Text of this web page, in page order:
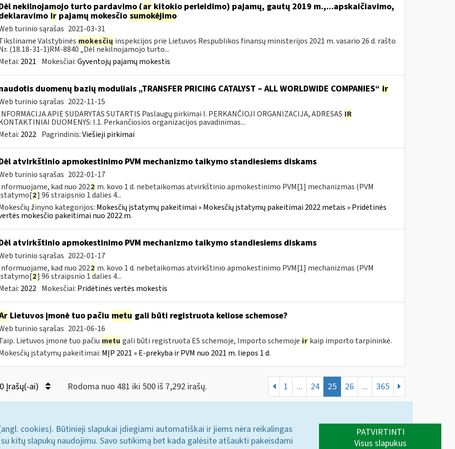
nekilnojamojo turto pardavimo (arkitokio perleidimo) pajamų, gautų 2019 m.,...apskaičiavimo,
irpajamų mokesčio sumokėjimo
turinio sąrašas 2021-03-31
Valstybinės mokesčių inspekcijos prie Lietuvos Respublikos finansų ministerijos 2021 m. vasario 26 d. rašto
(18.18-31-1)RM-8840 „Dėl nekilnojamojo turto...
2021 Mokesčiai:Gyventojų pajamų mokestis
duomenų bazių moduliais „TRANSFER PRICING CATALYST – ALL WORLDWIDE COMPANIES“ ir
turinio sąrašas 2022-11-15
APIE SUDARYTAS SUTARTIS Paslaugų pirkimai I. PERKANČIOJI ORGANIZACIJA, ADRESAS IR
DUOMENYS: I.1. Perkančiosios organizacijos pavadinimas...
2022 Pagrindinis:Viešieji pirkimai
atvirkštinio apmokestinimo PVM mechanizmo taikymo standiesiems diskams
turinio sąrašas 2022-01-17
kad nuo 2022 m. kovo 1 d. nebetaikomas atvirkštinio apmokestinimo PVM[1] mechanizmas (PVM
2] 96 straipsnio 1 dalies 4...
žinyno kategorijos: Mokesčių įstatymų pakeitimai » Mokesčių įstatymų pakeitimai 2022 metais » Pridėtinės
mokesčio pakeitimai nuo 2022 m.
atvirkštinio apmokestinimo PVM mechanizmo taikymo standiesiems diskams
turinio sąrašas 2022-01-17
kad nuo 2022 m. kovo 1 d. nebetaikomas atvirkštinio apmokestinimo PVM[1] mechanizmas (PVM
2] 96 straipsnio 1 dalies 4...
2022 Mokesčiai: Pridėtinės vertės mokestis
Lietuvos įmonė tuo pačiu metu gali būti registruota keliose schemose?
turinio sąrašas 2021-06-16
Lietuvos įmonė tuo pačiu metu gali būti registruota ES schemoje, Importo schemoje ir kaip importo tarpininkė.
įstatymų pakeitimai: MĮP 2021 » E-prekyba ir PVM nuo 2021 m. liepos 1 d.
Įrašų(-ai) Rodoma nuo 481 iki 500 iš 7,292 irašų. 1 ... 24 25 26 ... 365
cookies). Būtinieji slapukai įdiegiami automatiškai ir jiems nėra reikalingas
kitų slapukų naudojimu. Savo sutikimą bet kada galėsite atšaukti pakeisdami
PATVIRTINTI
Visus slapukus